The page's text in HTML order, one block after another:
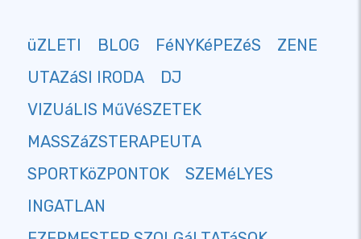
üZLETI BLOG FéNYKéPEZéS
ZENE
UTAZáSI IRODA
DJ
VIZUáLIS MűVéSZETEK
MASSZáZSTERAPEUTA
SPORTKöZPONTOK
SZEMéLYES
INGATLAN